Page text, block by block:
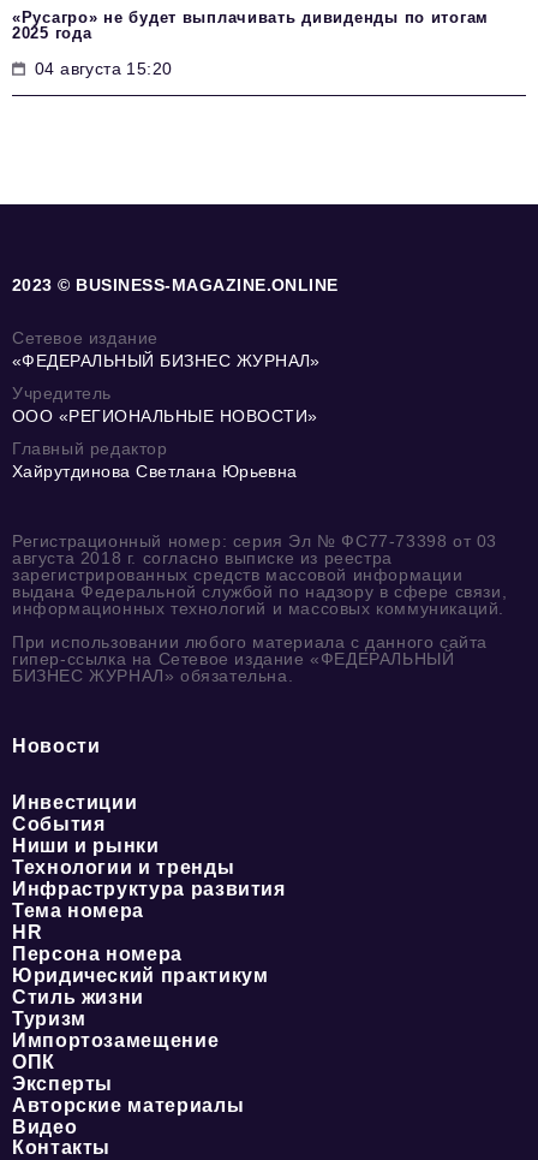
«Русагро» не будет выплачивать дивиденды по итогам
2025 года
04 августа 15:20
2023 © BUSINESS-MAGAZINE.ONLINE
Сетевое издание
«ФЕДЕРАЛЬНЫЙ БИЗНЕС ЖУРНАЛ»
Учредитель
ООО «РЕГИОНАЛЬНЫЕ НОВОСТИ»
Главный редактор
Хайрутдинова Светлана Юрьевна
Регистрационный номер: серия Эл № ФС77-73398 от 03
августа 2018 г. согласно выписке из реестра
зарегистрированных средств массовой информации
выдана Федеральной службой по надзору в сфере связи,
информационных технологий и массовых коммуникаций.
При использовании любого материала с данного сайта
гипер-ссылка на Сетевое издание «ФЕДЕРАЛЬНЫЙ
БИЗНЕС ЖУРНАЛ» обязательна.
Новости
Инвестиции
События
Ниши и рынки
Технологии и тренды
Инфраструктура развития
Тема номера
HR
Персона номера
Юридический практикум
Стиль жизни
Туризм
Импортозамещение
ОПК
Эксперты
Авторские материалы
Видео
Контакты